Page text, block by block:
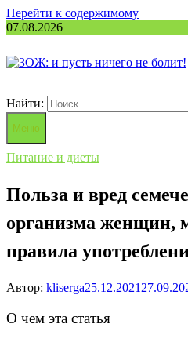
Перейти к содержимому
07.08.2026
Найти:
Меню
Питание и диеты
Польза и вред
организма женщин,
правила
Автор: kliserga25.12.2021
О чем эта статья